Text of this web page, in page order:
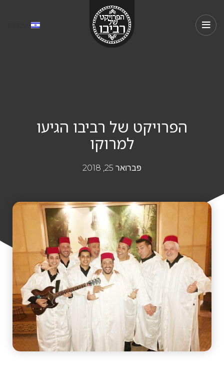
הפרויקט של רביבו הגיעו
למרוקו
פברואר 25, 2018